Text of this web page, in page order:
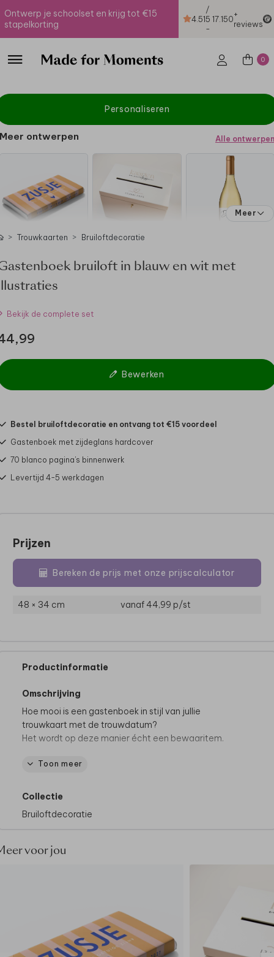
Ontwerp je schoolset en krijg tot €15
stapelkorting
4.51
/
5
-
17.150+
reviews
0
Personaliseren
Meer ontwerpen Alle ontwerpen
Meer
Trouwkaarten Bruiloftdecoratie
bruiloft in blauw en wit met
Bekijk de complete set
Bewerken
Bestel bruiloftdecoratie en ontvang tot €15 voordeel
Gastenboek met zijdeglans hardcover
70 blanco pagina's binnenwerk
Levertijd 4-5 werkdagen
Prijzen
Bereken de prijs met onze prijscalculator
48 × 34 cm vanaf 44,99 p/st
Productinformatie
Omschrijving
Hoe mooi is een gastenboek in stijl van jullie
trouwkaart met de trouwdatum?
Het wordt op deze manier écht een bewaaritem.
De hele collectie bekijken? Je vindt
• Inhoud: 72 pagina’s (36 bladzijdes - aantal niet
• Binnenzijde: wit en onbedrukt (bedrukking niet
mogelijk)
• De levertijd van de gastenboeken is 4 tot 5
Let op:
Toon meer
Collectie
Bruiloftdecoratie
voor jou